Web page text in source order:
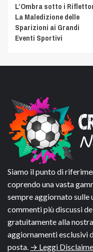
L’Ombra sotto i
La Maledizione delle
Sparizioni ai Grandi
Eventi Sportivi
Siamo il punto di
coprendo una vasta
sempre aggiornato sulle
commenti più discussi
gratuitamente alla
aggiornamenti esclusivi
posta. → Leggi